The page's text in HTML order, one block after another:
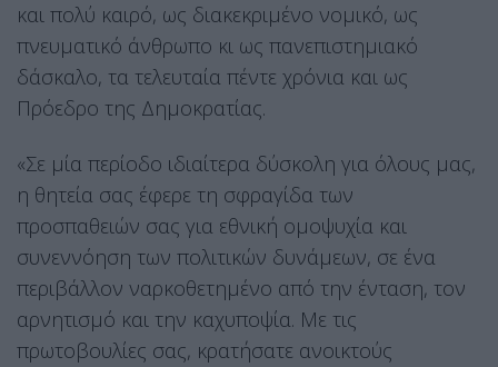
και πολύ καιρό, ως διακεκριμένο νομικό, ως
πνευματικό άνθρωπο κι ως πανεπιστημιακό
δάσκαλο, τα τελευταία πέντε χρόνια και ως
Πρόεδρο της Δημοκρατίας.
«Σε μία περίοδο ιδιαίτερα δύσκολη για όλους μας,
η θητεία σας έφερε τη σφραγίδα των
προσπαθειών σας για εθνική ομοψυχία και
συνεννόηση των πολιτικών δυνάμεων, σε ένα
περιβάλλον ναρκοθετημένο από την ένταση, τον
αρνητισμό και την καχυποψία. Με τις
πρωτοβουλίες σας, κρατήσατε ανοικτούς